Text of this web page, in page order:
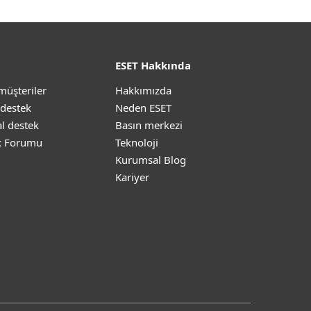
destek
Forumu
ESET Hakkında
Hakkımızda
Neden ESET
Basın merkezi
Teknoloji
Kurumsal Blog
Kariyer